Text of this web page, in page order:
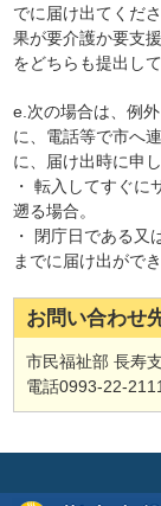
でに届け出てくだ
果が要介護か要支
をどちらも提出し
e.次の場合は、例
に、電話等で市へ
に、届け出時に申
・ 転入してすぐ
遡る場合。
・ 閉庁日である
までに届け出がで
お問い合わせ
市民福祉部 長寿
電話0993-22-2111